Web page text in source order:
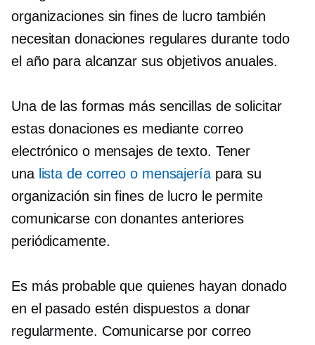
organizaciones sin fines de lucro también
necesitan donaciones regulares durante todo
el año para alcanzar sus objetivos anuales.
Una de las formas más sencillas de solicitar
estas donaciones es mediante correo
electrónico o mensajes de texto. Tener
una lista de correo o mensajeríapara su
organización sin fines de lucro le permite
comunicarse con donantes anteriores
periódicamente.
Es más probable que quienes hayan donado
en el pasado estén dispuestos a donar
regularmente. Comunicarse por correo